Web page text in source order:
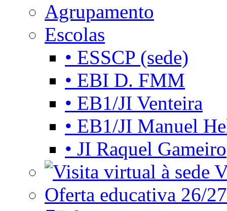
Agrupamento
Escolas
• ESSCP (sede)
• EBI D. FMM
• EB1/JI Venteira
• EB1/JI Manuel
• JI Raquel Gameiro
Oferta educativa 26/27